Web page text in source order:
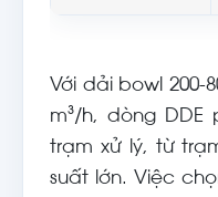
Với dải bowl 200-
m³/h, dòng
trạm xử lý, từ
suất lớn. Việc